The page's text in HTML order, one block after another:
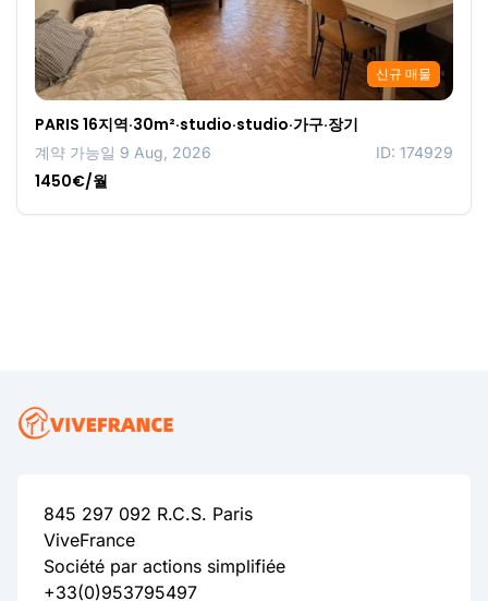
신규 매물
PARIS 16지역·30m²·studio·studio·가구·장기
계약 가능일 9 Aug, 2026 ID: 174929
1450€/월
845 297 092 R.C.S. Paris
ViveFrance
Société par actions simplifiée
+33(0)953795497